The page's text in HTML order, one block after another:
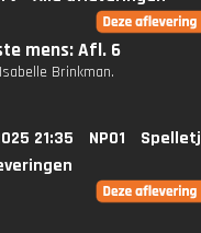
mens: Afl. 6
Brinkman.
21:35 NPO1